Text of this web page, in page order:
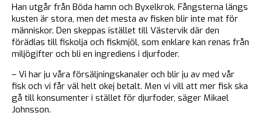
Han utgår från Böda hamn och Byxelkrok. Fångsterna längs
kusten är stora, men det mesta av fisken blir inte mat för
människor. Den skeppas istället till Västervik där den
förädlas till fiskolja och fiskmjöl, som enklare kan renas från
miljögifter och bli en ingrediens i djurfoder.
– Vi har ju våra försäljningskanaler och blir ju av med vår
fisk och vi får väl helt okej betalt. Men vi vill att mer fisk ska
gå till konsumenter i stället för djurfoder, säger Mikael
Johnsson.